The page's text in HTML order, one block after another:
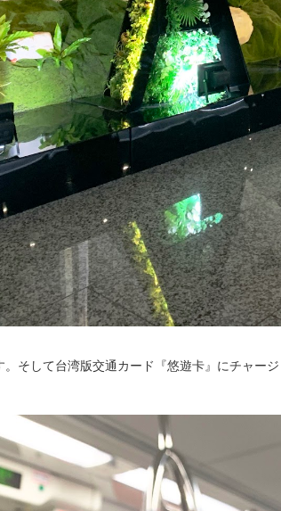
そして台湾版交通カード『悠遊卡』にチャージ